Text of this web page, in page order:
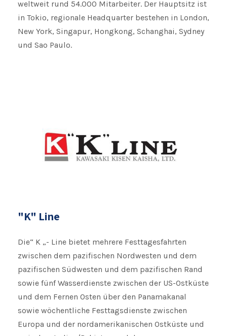
weltweit rund 54.000 Mitarbeiter. Der Hauptsitz ist
in Tokio, regionale Headquarter bestehen in London,
New York, Singapur, Hongkong, Schanghai, Sydney
und Sao Paulo.
"K" Line
Die“ K „- Line bietet mehrere Festtagesfahrten
zwischen dem pazifischen Nordwesten und dem
pazifischen Südwesten und dem pazifischen Rand
sowie fünf Wasserdienste zwischen der US-Ostküste
und dem Fernen Osten über den Panamakanal
sowie wöchentliche Festtagsdienste zwischen
Europa und der nordamerikanischen Ostküste und